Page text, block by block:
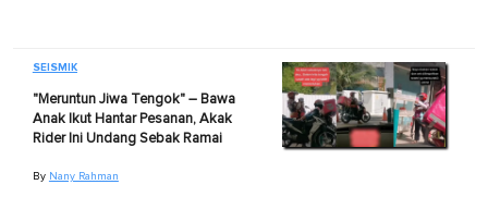
SEISMIK
"Meruntun Jiwa Tengok" – Bawa
Anak Ikut Hantar Pesanan, Akak
Rider Ini Undang Sebak Ramai
By Nany Rahman